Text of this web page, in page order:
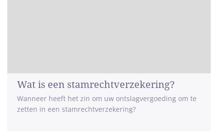
Wat is een stamrechtverzekering?
Wanneer heeft het zin om uw ontslagvergoeding om te
zetten in een stamrechtverzekering?